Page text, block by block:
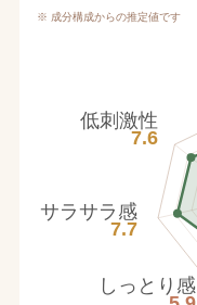
※ 成分構成からの推定値です
しっとり感
サラサラ感
7.7
低刺激性
7.6